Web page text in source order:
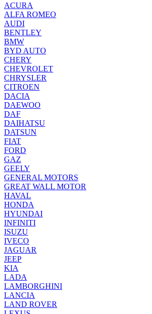
ACURA
ALFA ROMEO
AUDI
BENTLEY
BMW
BYD AUTO
CHERY
CHEVROLET
CHRYSLER
CITROEN
DACIA
DAEWOO
DAF
DAIHATSU
DATSUN
FIAT
FORD
GAZ
GEELY
GENERAL MOTORS
GREAT WALL MOTOR
HAVAL
HONDA
HYUNDAI
INFINITI
ISUZU
IVECO
JAGUAR
JEEP
KIA
LADA
LAMBORGHINI
LANCIA
LAND ROVER